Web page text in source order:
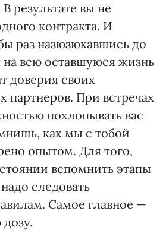
результате вы не
контракта. И
раз назюзюкавшись до
на всю оставшуюся жизнь
доверия своих
партнеров. При встречах
похлопывать вас
как мы с тобой
опытом. Для того,
вспомнить этапы
следовать
Самое главное —